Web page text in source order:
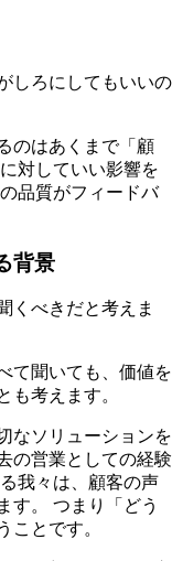
しろにしてもいいの
のはあくまで「顧
対していい影響を
品質がフィードバ
背景
くべきだと考えま
て聞いても、価値を
も考えます。
なソリューションを
の営業としての経験
我々は、顧客の声
す。 つまり「どう
ことです。